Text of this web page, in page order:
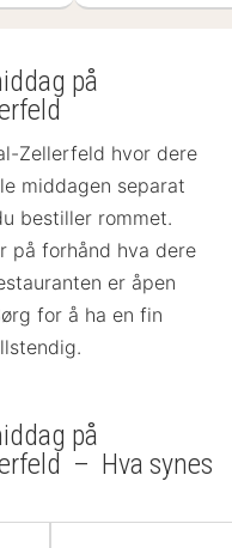
på
Zellerfeld hvor dere
middagen separat
bestiller rommet.
på forhånd hva dere
er åpen
for å ha en fin
på
– Hva synes